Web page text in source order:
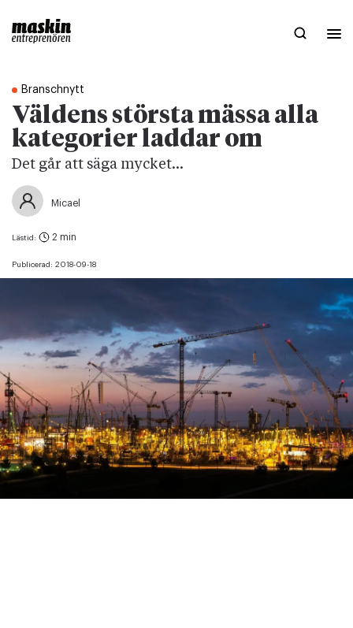
Branschnytt
Väldens största mässa alla
kategorier laddar om
Det går att säga mycket...
Micael
Publicerad: 2018-09-18
Lästid: 2 min